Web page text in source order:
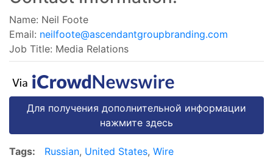
Name: Neil Foote
Email: neilfoote@ascendantgroupbranding.com
Job Title: Media Relations
Для получения дополнительной информации
нажмите здесь
Tags: Russian, United States, Wire